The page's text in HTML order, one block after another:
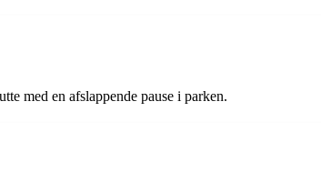
med en afslappende pause i parken.